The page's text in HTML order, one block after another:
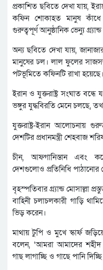
প্রকাশিত ছবিতে দেখা যায়,
কফিন শোকাহত মানুষ কাঁধে
গুরুত্বপূর্ণ আনুষ্ঠানিক ভেন্যু
অন্য ছবিতে দেখা যায়,
মানুষের ঢল। লাল ফুলের
পটভূমিতে কফিনটি রাখা হয়েছে।
ইরান ও যুক্তরাষ্ট্র সংঘাত বন্ধে
ভঙ্গুর যুদ্ধবিরতি মেনে চলছে,
যুক্তরাষ্ট্র-ইরান আলোচনায়
দেশটির প্রধানমন্ত্রী শেহবাজ
চীন, আফগানিস্তান এবং
দেশগুলোও প্রতিনিধি পাঠানোর
বৃহস্পতিবার গ্র্যান্ড মোসাল্লা
বাহিনী চলাচলকারী গাড়ি
ভিড় করেন।
মাথায় টুপি ও মুখে স্কার্ফ
বলেন, ‘আমরা আমাদের শহীদ
গাছ লাগাচ্ছি ও গাছে পানি